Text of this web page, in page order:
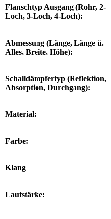
Flanschtyp Ausgang (Rohr, 2-
Loch, 3-Loch, 4-Loch):
Abmessung (Länge, Länge ü.
Alles, Breite, Höhe):
Schalldämpfertyp (Reflektion,
Absorption, Durchgang):
Material:
Farbe:
Klang
Lautstärke: